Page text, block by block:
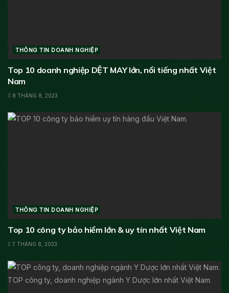
THÔNG TIN DOANH NGHIỆP
Top 10 doanh nghiệp DỆT MAY lớn, nổi tiếng nhất Việt
Nam
8 THÁNG 8, 2023
THÔNG TIN DOANH NGHIỆP
Top 10 công ty bảo hiểm lớn & uy tín nhất Việt Nam
7 THÁNG 8, 2023